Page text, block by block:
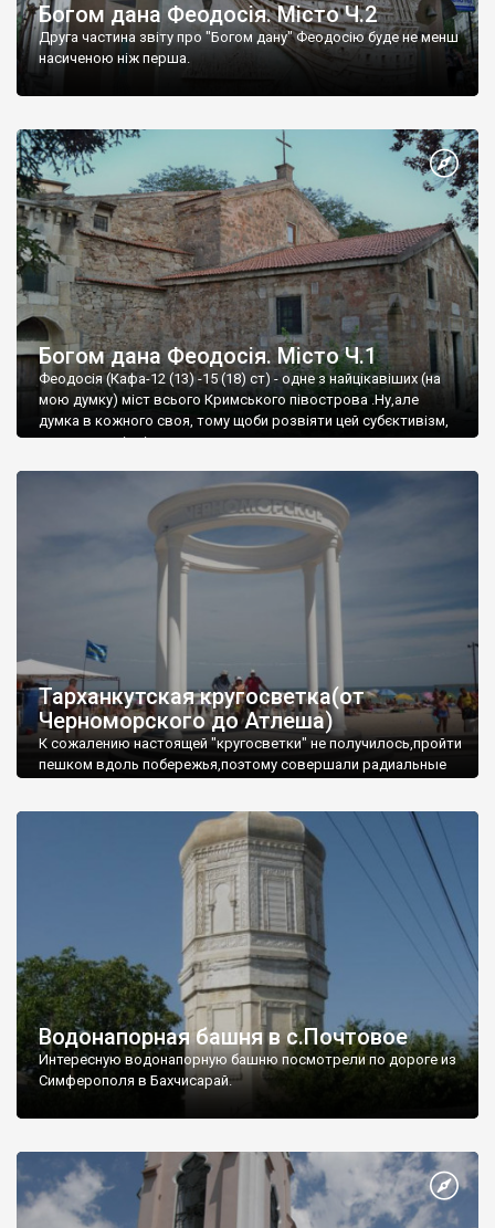
Богом дана Феодосія. Місто Ч.2
Друга частина звіту про "Богом дану" Феодосію буде не менш
насиченою ніж перша.
Богом дана Феодосія. Місто Ч.1
Феодосія (Кафа-12 (13) -15 (18) ст) - одне з найцікавіших (на
мою думку) міст всього Кримського півострова .Ну,але
думка в кожного своя, тому щоби розвіяти цей субєктивізм,
запрошую відвідати це
Тарханкутская кругосветка(от
Черноморского до Атлеша)
К сожалению настоящей "кругосветки" не получилось,пройти
пешком вдоль побережья,поэтому совершали радиальные
Водонапорная башня в с.Почтовое
Интересную водонапорную башню посмотрели по дороге из
Симферополя в Бахчисарай.